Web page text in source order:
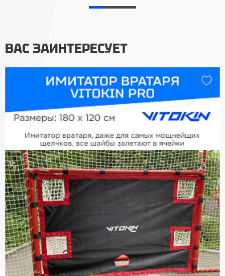
ВАС ЗАИНТЕРЕСУЕТ